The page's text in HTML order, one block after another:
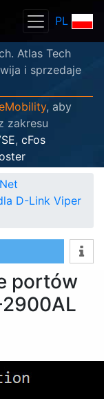
PL
Atlas Tech
i sprzedaje
, aby
zakresu
, cFos
D-Link Viper
portów